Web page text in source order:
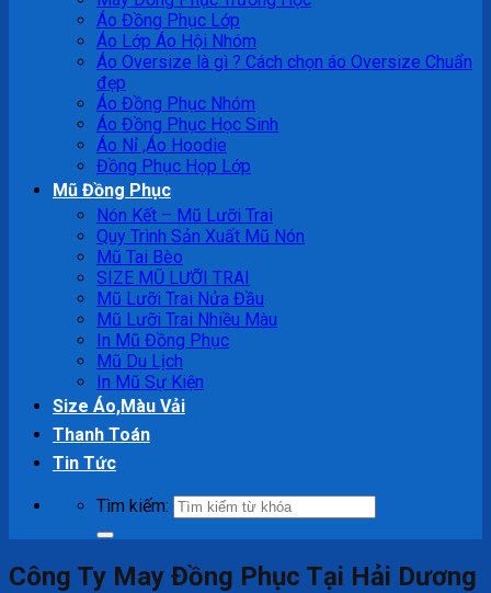
Áo Đồng Phục Lớp
Áo Lớp Áo Hội Nhóm
Áo Oversize là gì ? Cách chọn áo Oversize Chuẩn
đẹp
Áo Đồng Phục Nhóm
Áo Đồng Phục Học Sinh
Áo Nỉ ,Áo Hoodie
Đồng Phục Họp Lớp
Mũ Đồng Phục
Nón Kết – Mũ Lưỡi Trai
Quy Trình Sản Xuất Mũ Nón
Mũ Tai Bèo
SIZE MŨ LƯỠI TRAI
Mũ Lưỡi Trai Nửa Đầu
Mũ Lưỡi Trai Nhiều Màu
In Mũ Đồng Phục
Mũ Du Lịch
In Mũ Sự Kiện
Size Áo,Màu Vải
Thanh Toán
Tin Tức
Tìm kiếm:
Công Ty May Đồng Phục Tại Hải Dương